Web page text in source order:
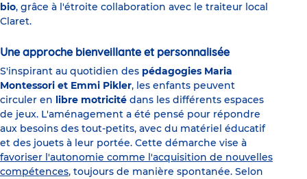
bio, grâce à l'étroite collaboration avec le traiteur local
Claret.
Une approche bienveillante et personnalisée
S'inspirant au quotidien des pédagogies Maria
Montessori et Emmi Pikler, les enfants peuvent
circuler en libre motricité dans les différents espaces
de jeux. L'aménagement a été pensé pour répondre
aux besoins des tout-petits, avec du matériel éducatif
et des jouets à leur portée. Cette démarche vise à
favoriser l'autonomie comme l'acquisition de nouvelles
compétences, toujours de manière spontanée. Selon